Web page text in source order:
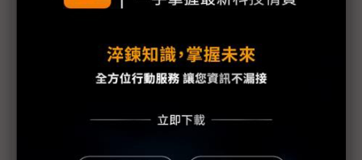
成本「三大元兇」浮現
科技1分鐘：保時捷凱燕（Cayenne）系列發展簡史